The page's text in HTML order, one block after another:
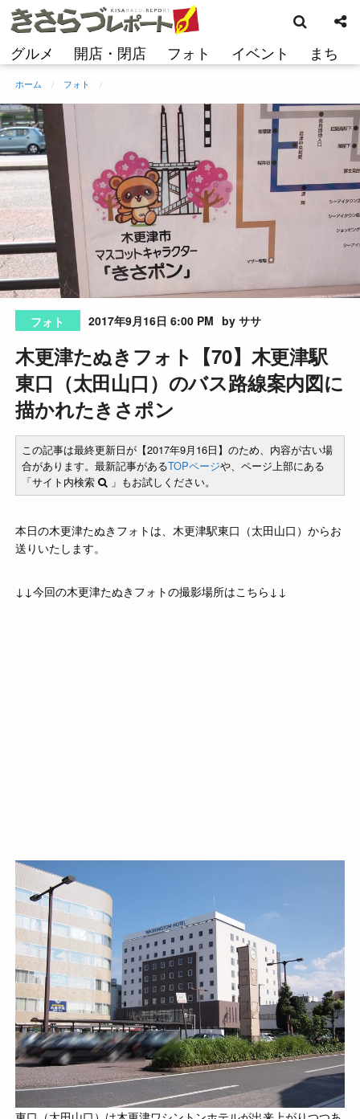
コ
ン
ン
へ
ス
キ
ッ
プ
グルメ 開店・閉店 フォト イベント まち
索
ホーム フォト
フォト 2017年9月16日 6:00 PM by ササ
木更津たぬきフォト【70】木更津駅
東口（太田山口）のバス路線案内図に
描かれたきさポン
この記事は最終更新日が【2017年9月16日】のため、内容が古い場
合があります。最新記事があるTOPページや、ページ上部にある
「サイト内検索
」もお試しください。
本日の木更津たぬきフォトは、木更津駅東口（太田山口）からお
送りいたします。
↓↓今回の木更津たぬきフォトの撮影場所はこちら↓↓